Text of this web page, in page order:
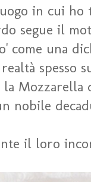
in cui
segue il
come una
spesso
Mozzarella
nobile
il loro